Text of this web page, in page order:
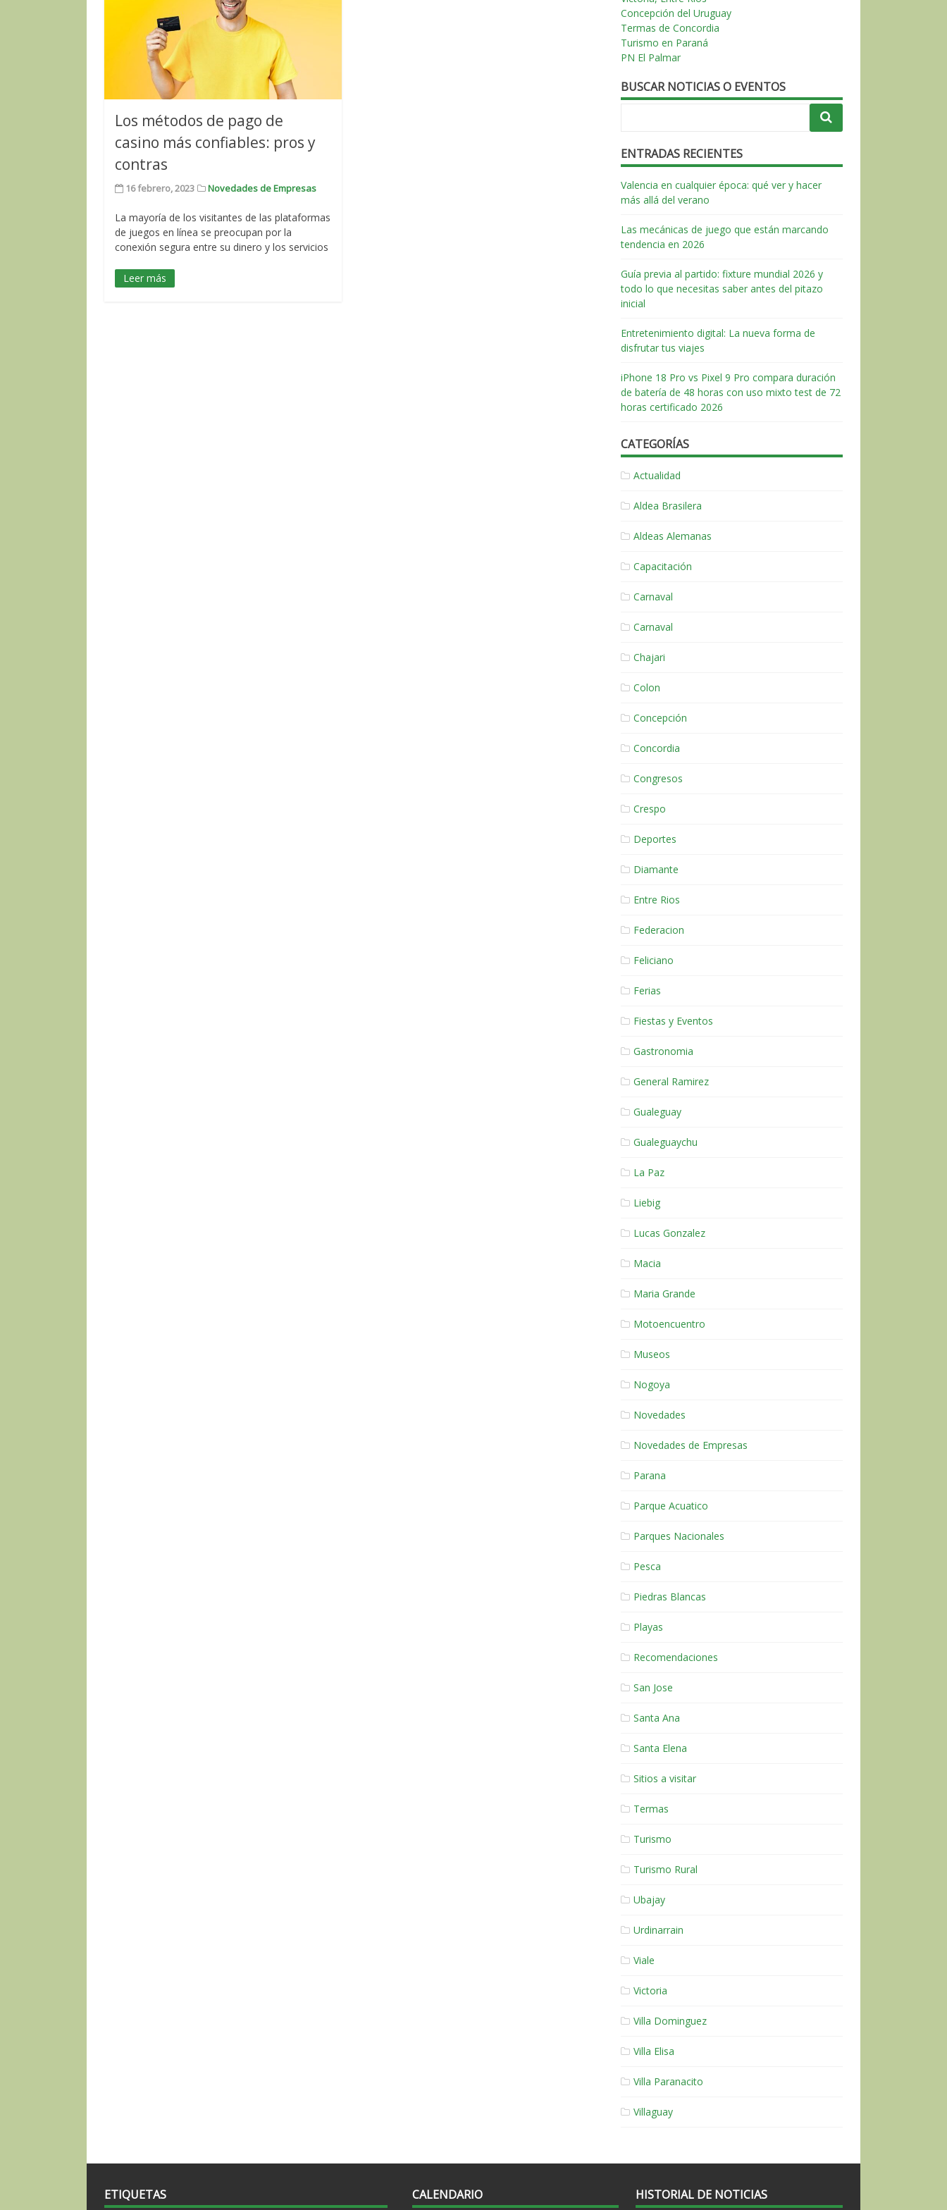
Los métodos de pago de
casino más confiables: pros y
contras
16 febrero, 2023 Novedades de Empresas
La mayoría de los visitantes de las plataformas
de juegos en línea se preocupan por la
conexión segura entre su dinero y los servicios
Leer más
Concepción del Uruguay
Termas de Concordia
Turismo en Paraná
PN El Palmar
BUSCAR NOTICIAS O EVENTOS
ENTRADAS RECIENTES
Valencia en cualquier época: qué ver y hacer
más allá del verano
Las mecánicas de juego que están marcando
tendencia en 2026
Guía previa al partido: fixture mundial 2026 y
todo lo que necesitas saber antes del pitazo
inicial
Entretenimiento digital: La nueva forma de
disfrutar tus viajes
iPhone 18 Pro vs Pixel 9 Pro compara duración
de batería de 48 horas con uso mixto test de 72
horas certificado 2026
CATEGORÍAS
Actualidad
Aldea Brasilera
Aldeas Alemanas
Capacitación
Carnaval
Carnaval
Chajari
Colon
Concepción
Concordia
Congresos
Crespo
Deportes
Diamante
Entre Rios
Federacion
Feliciano
Ferias
Fiestas y Eventos
Gastronomia
General Ramirez
Gualeguay
Gualeguaychu
La Paz
Liebig
Lucas Gonzalez
Macia
Maria Grande
Motoencuentro
Museos
Nogoya
Novedades
Novedades de Empresas
Parana
Parque Acuatico
Parques Nacionales
Pesca
Piedras Blancas
Playas
Recomendaciones
San Jose
Santa Ana
Santa Elena
Sitios a visitar
Termas
Turismo
Turismo Rural
Ubajay
Urdinarrain
Viale
Victoria
Villa Dominguez
Villa Elisa
Villa Paranacito
Villaguay
ETIQUETAS CALENDARIO HISTORIAL DE NOTICIAS